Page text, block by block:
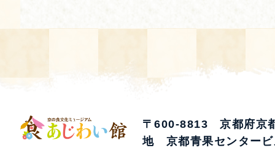
〒600-8813 京都府京
地 京都青果センタービ